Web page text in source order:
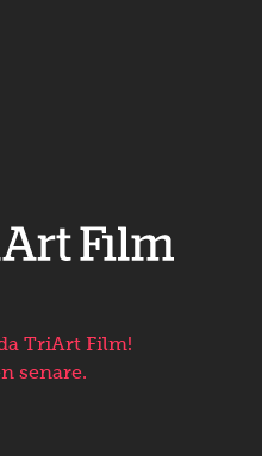
TriArt Film!
senare.